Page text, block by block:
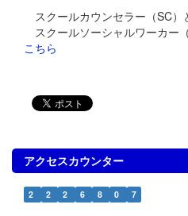
スクールカウンセラー（SC）
スクールソーシャルワーカー
こちら
アクセスカウンター
2 2 2 6 8 0 7